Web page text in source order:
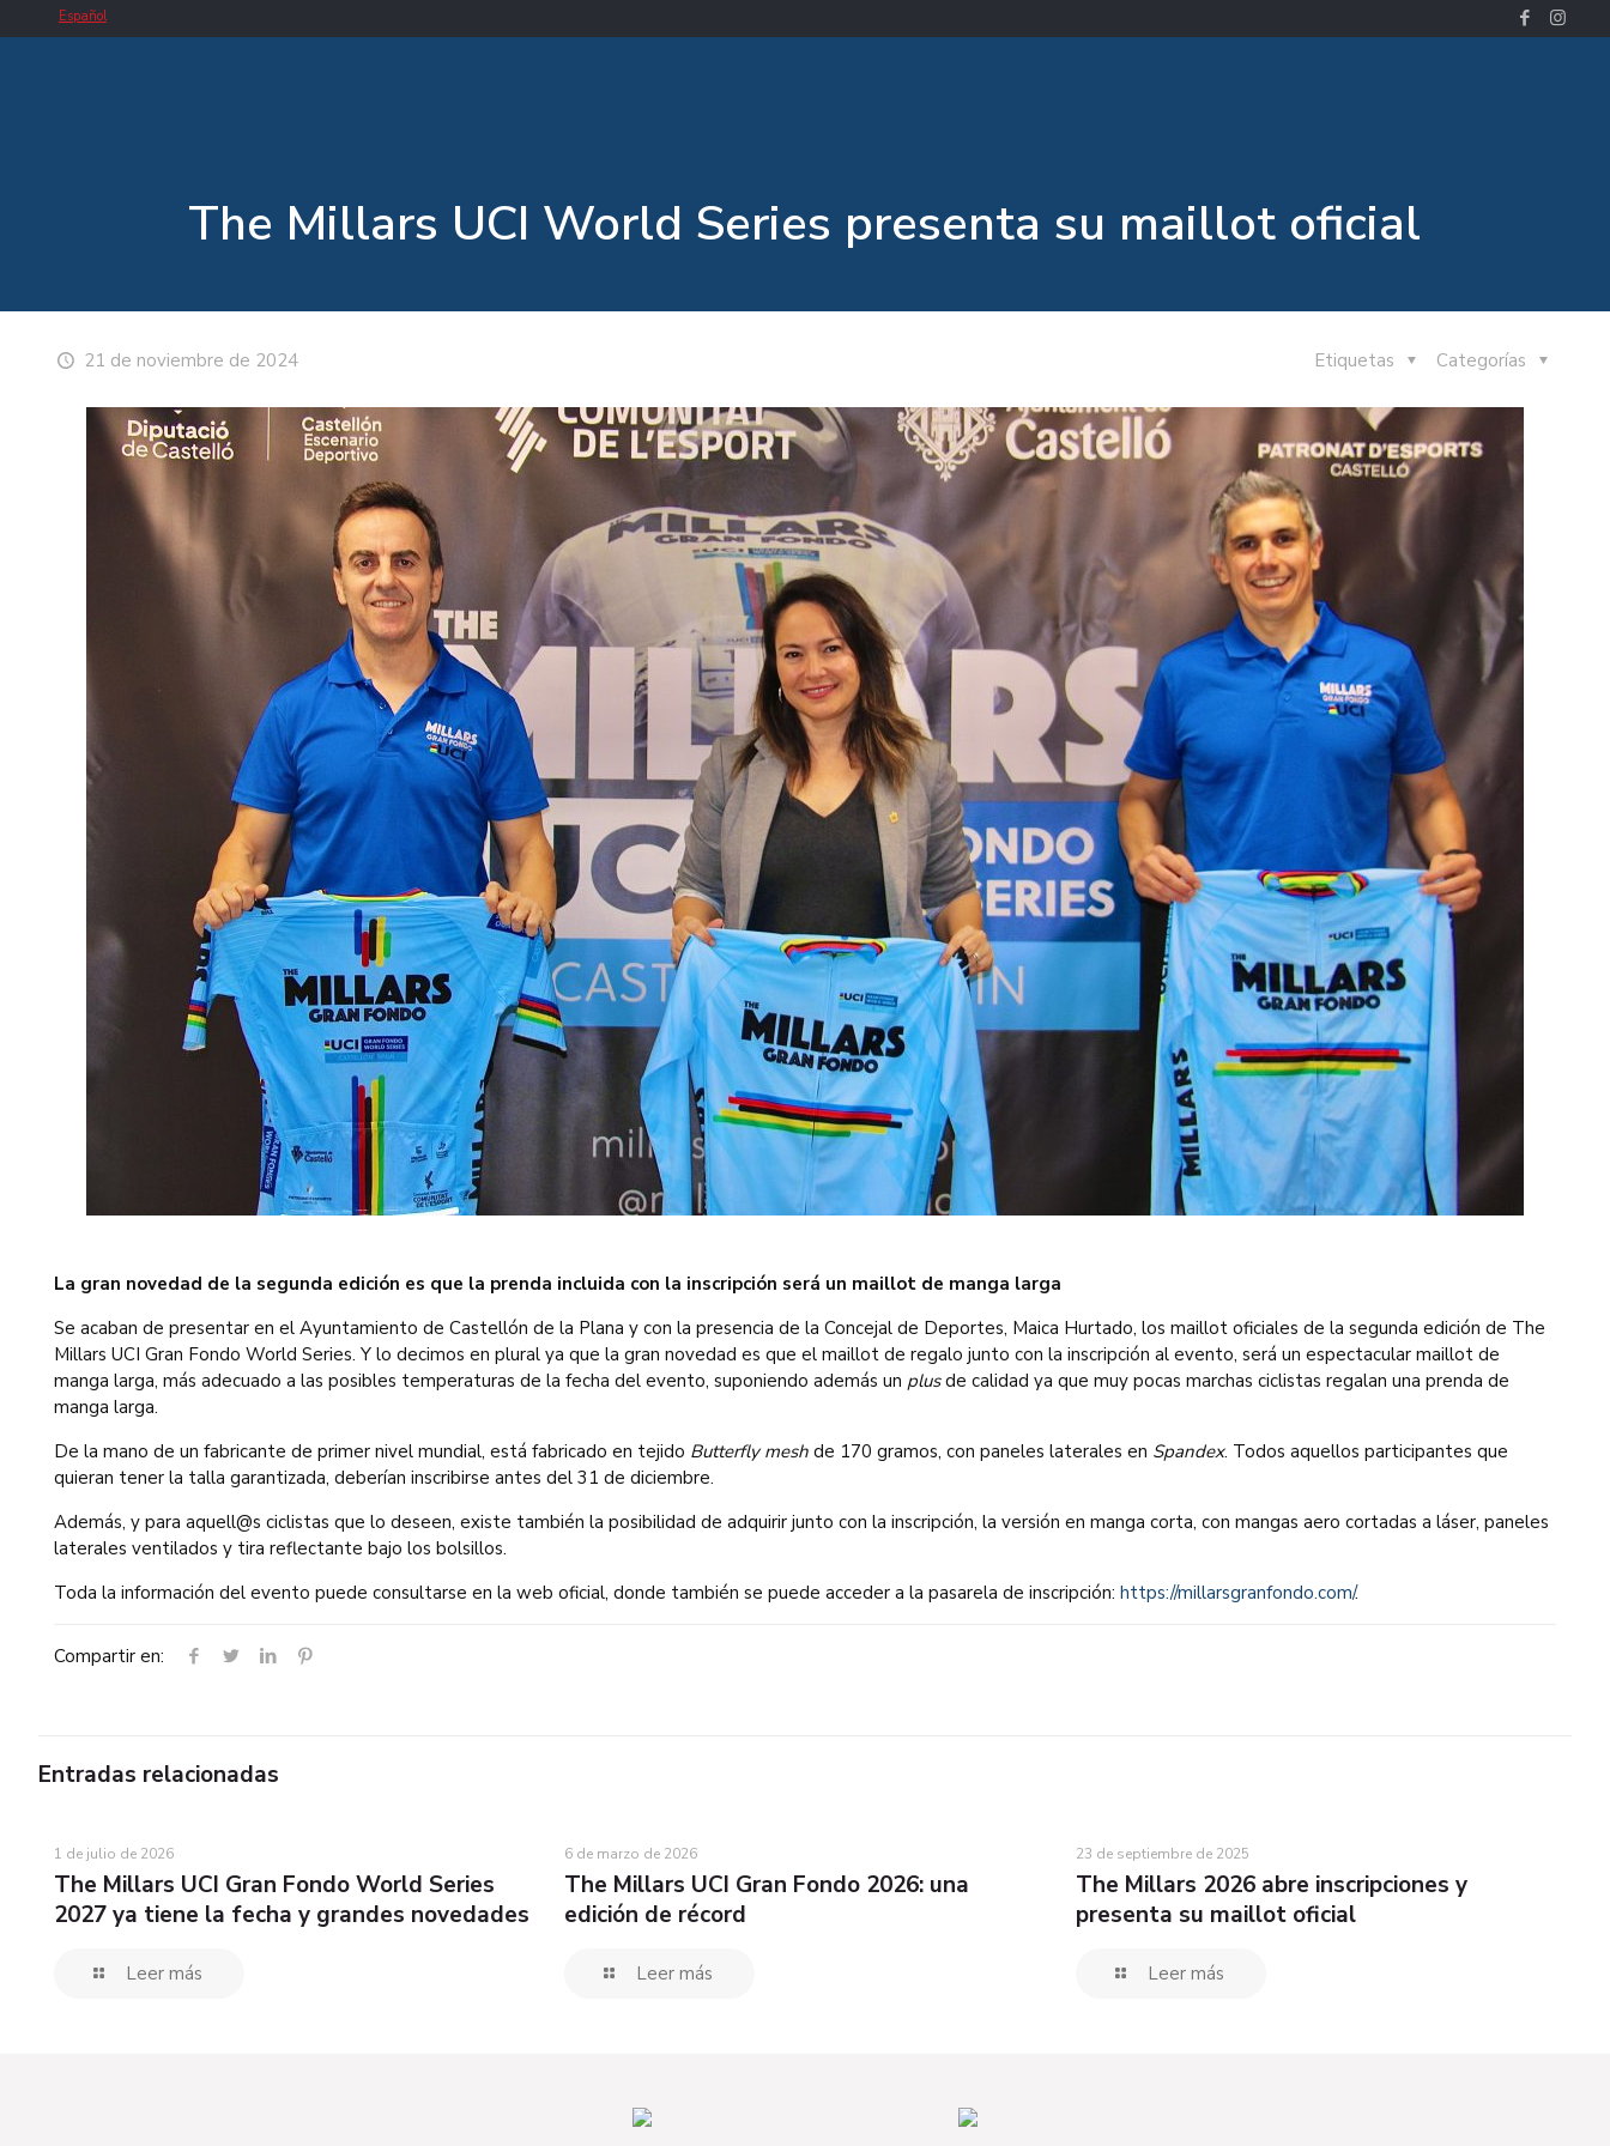
Español
The Millars UCI World Series presenta su maillot oficial
21 de noviembre de 2024 Categorías
Etiquetas
La gran novedad de la segunda edición es que la prenda incluida con la inscripción será un maillot de manga larga
Se acaban de presentar en el Ayuntamiento de Castellón de la Plana y con la presencia de la Concejal de Deportes, Maica Hurtado, los maillot oficiales de la segunda edición de The
Millars UCI Gran Fondo World Series. Y lo decimos en plural ya que la gran novedad es que el maillot de regalo junto con la inscripción al evento, será un espectacular maillot de
manga larga, más adecuado a las posibles temperaturas de la fecha del evento, suponiendo además un plusde calidad ya que muy pocas marchas ciclistas regalan una prenda de
manga larga.
De la mano de un fabricante de primer nivel mundial, está fabricado en tejido Butterfly meshde 170 gramos, con paneles laterales en Spandex. Todos aquellos participantes que
quieran tener la talla garantizada, deberían inscribirse antes del 31 de diciembre.
Además, y para aquell@s ciclistas que lo deseen, existe también la posibilidad de adquirir junto con la inscripción, la versión en manga corta, con mangas aero cortadas a láser, paneles
laterales ventilados y tira reflectante bajo los bolsillos.
Toda la información del evento puede consultarse en la web oficial, donde también se puede acceder a la pasarela de inscripción: https://millarsgranfondo.com/.
Compartir en:
Entradas relacionadas
1 de julio de 2026
The Millars UCI Gran Fondo World Series
2027 ya tiene la fecha y grandes novedades
Leer más
6 de marzo de 2026
The Millars UCI Gran Fondo 2026: una
edición de récord
Leer más
23 de septiembre de 2025
The Millars 2026 abre inscripciones y
presenta su maillot oficial
Leer más